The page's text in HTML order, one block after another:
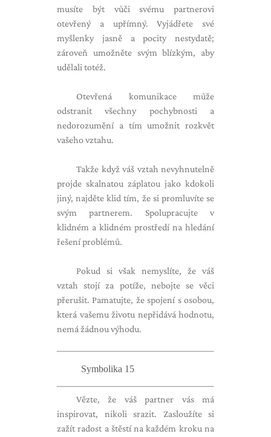
musíte být vůči svému partnerovi
otevřený a upřímný. Vyjádřete své
myšlenky jasně a pocity nestydatě;
zároveň umožněte svým blízkým, aby
udělali totéž.
Otevřená komunikace může
odstranit všechny pochybnosti a
nedorozumění a tím umožnit rozkvět
vašeho vztahu.
Takže když váš vztah nevyhnutelně
projde skalnatou záplatou jako kdokoli
jiný, najděte klid tím, že si promluvíte se
svým partnerem. Spolupracujte v
klidném a klidném prostředí na hledání
řešení problémů.
Pokud si však nemyslíte, že váš
vztah stojí za potíže, nebojte se věci
přerušit. Pamatujte, že spojení s osobou,
která vašemu životu nepřidává hodnotu,
nemá žádnou výhodu.
Symbolika 15
Vězte, že váš partner vás má
inspirovat, nikoli srazit. Zasloužíte si
zažít radost a štěstí na každém kroku na